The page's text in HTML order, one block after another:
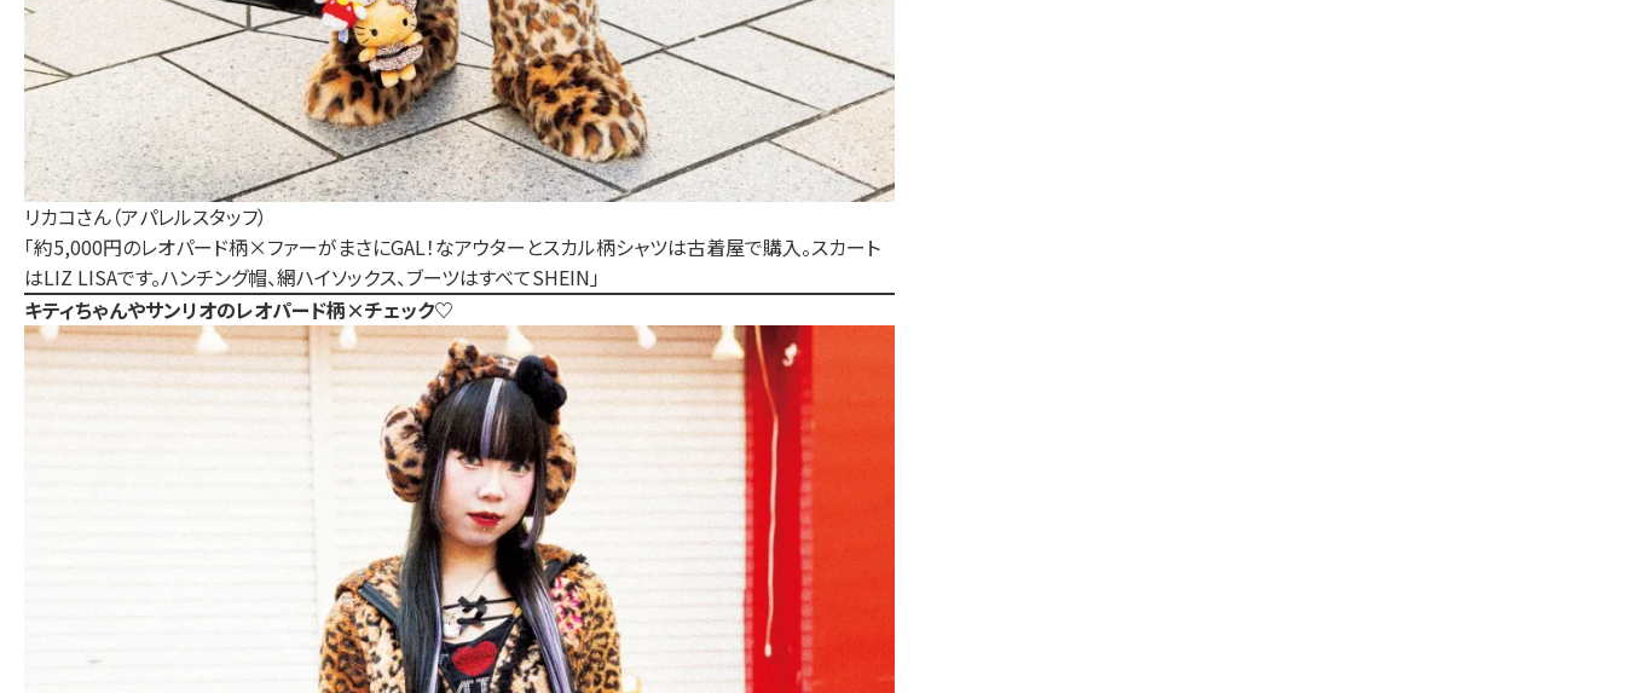
リカコさん（アパレルスタッフ）
「約5,000円のレオパード柄×ファーがまさにGAL！なアウターとスカル柄シャツは古着屋で購入。スカート
はLIZ LISAです。ハンチング帽、網ハイソックス、ブーツはすべてSHEIN」
キティちゃんやサンリオのレオパード柄×チェック♡